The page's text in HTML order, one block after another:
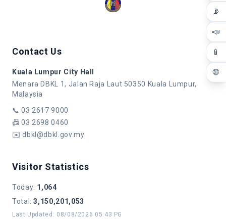
📡
📣
📱
🌐
Contact Us
Kuala Lumpur City Hall
Menara DBKL 1, Jalan Raja Laut 50350 Kuala Lumpur,
Malaysia
📞03 2617 9000
📠03 2698 0460
✉️dbkl@dbkl.gov.my
Visitor Statistics
Today: 1,064
Total :3,150,201,053
Last Updated : 08/08/2026 05:43 PG